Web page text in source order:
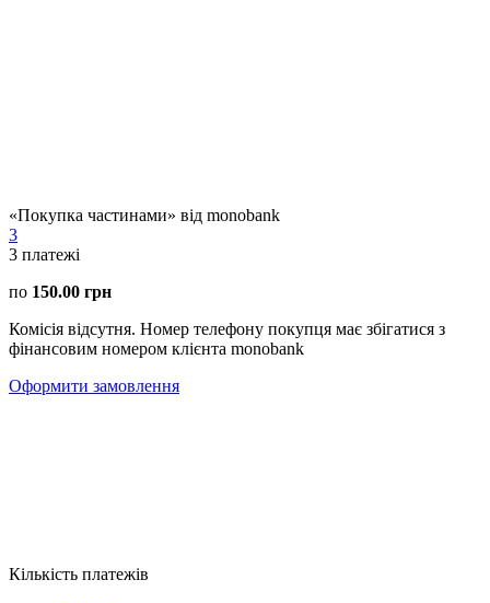
«Покупка частинами» від monobank
3
3 платежі
по 150.00 грн
Комісія відсутня. Номер телефону покупця має збігатися з
фінансовим номером клієнта monobank
Оформити замовлення
Кількість платежів